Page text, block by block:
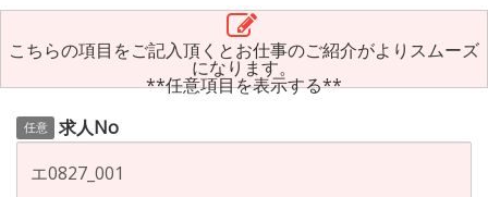
こちらの項目をご記入頂くとお仕事のご紹介がよりスムーズ
になります。
**任意項目を表示する**
任意 求人No